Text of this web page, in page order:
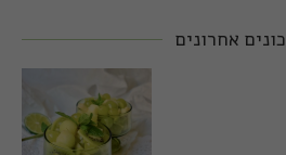
אחרונים